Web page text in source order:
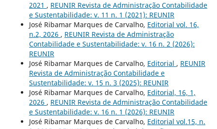
2021 , REUNIR Revista de Administração Contabilidade
e Sustentabilidade: v. 11 n. 1 (2021): REUNIR
José Ribamar Marques de Carvalho, Editorial vol. 16,
n.2, 2026 , REUNIR Revista de Administração
Contabilidade e Sustentabilidade: v. 16 n. 2 (2026):
REUNIR
José Ribamar Marques de Carvalho, Editorial , REUNIR
Revista de Administração Contabilidade e
Sustentabilidade: v. 15 n. 3 (2025): REUNIR
José Ribamar Marques de Carvalho, Editorial, 16, 1,
2026 , REUNIR Revista de Administração Contabilidade
e Sustentabilidade: v. 16 n. 1 (2026): REUNIR
José Ribamar Marques de Carvalho, Editorial vol.15, n.